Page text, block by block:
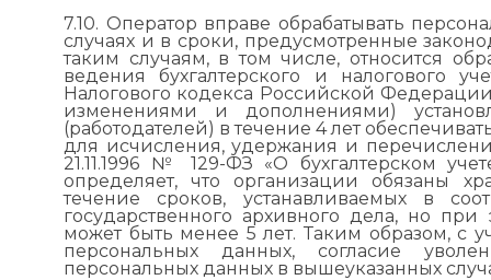
7.10. Оператор вправе обрабатывать
случаях и в сроки, предусмотренные
таким случаям, в том числе, относится
ведения бухгалтерского и налогового
Налогового кодекса Российской
изменениями и дополнениями)
(работодателей) в течение 4 лет
для исчисления, удержания и
21.11.1996 № 129-ФЗ «О бухгалтерском
определяет, что организации обязаны
течение сроков, устанавливаемых в
государственного архивного дела, но
может быть менее 5 лет. Таким образом, с
персональных данных, согласие
персональных данных в вышеуказанных